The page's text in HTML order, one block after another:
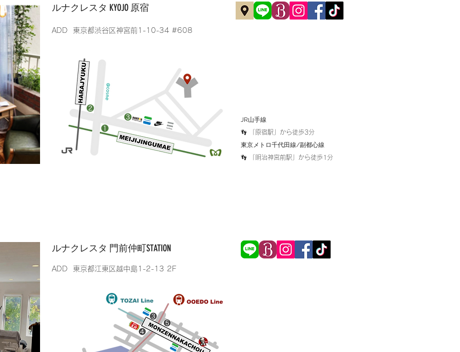
ルナクレスタ KYOJO 原宿
​ADD 東京都渋谷区神宮前1-10-34 #608
JR山手線
👣 「原宿駅」から徒歩3分
​東京メトロ千代田線/副都心線
👣 「明治神宮前駅」から徒歩1分
​ルナクレスタ 門前仲町STATION
​ADD 東京都江東区越中島1-2-13 2F